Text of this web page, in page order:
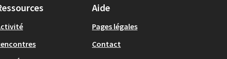
Aide
Pages légales
Contact